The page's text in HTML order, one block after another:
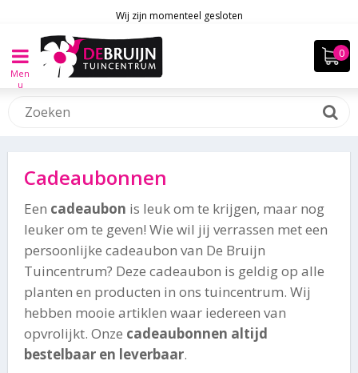
Men
u
Wij zijn momenteel gesloten
Cadeaubonnen
Een cadeaubon is leuk om te krijgen, maar nog
leuker om te geven! Wie wil jij verrassen met een
persoonlijke cadeaubon van De Bruijn
Tuincentrum? Deze cadeaubon is geldig op alle
planten en producten in ons tuincentrum. Wij
hebben mooie artiklen waar iedereen van
opvrolijkt. Onze cadeaubonnen altijd
bestelbaar en leverbaar.